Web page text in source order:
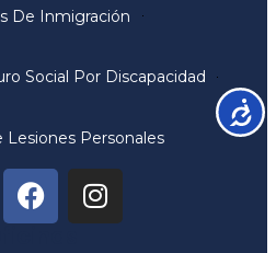
De Inmigración
Social Por Discapacidad
Lesiones Personales